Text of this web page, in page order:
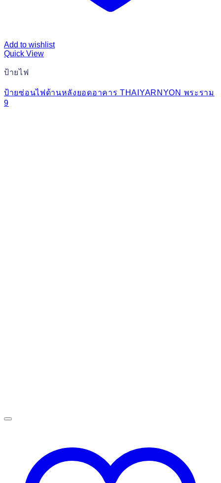
Add to wishlist
Quick View
ป้ายไฟ
ป้ายซ่อนไฟด้านหลังยอดอาคาร THAIYARNYON พระราม
9